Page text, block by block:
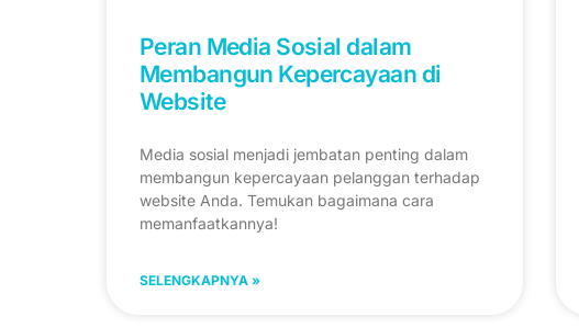
Peran Media Sosial dalam
Membangun Kepercayaan di
Website
Media sosial menjadi jembatan penting dalam
membangun kepercayaan pelanggan terhadap
website Anda. Temukan bagaimana cara
memanfaatkannya!
SELENGKAPNYA »